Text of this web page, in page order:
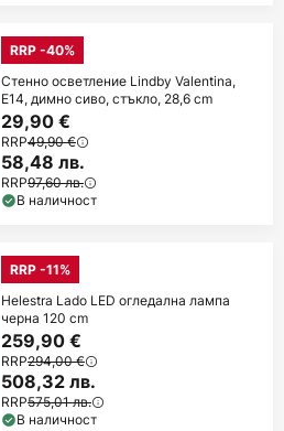
RRP -40%
Стенно осветление Lindby Valentina,
E14, димно сиво, стъкло, 28,6 cm
29,90 €
RRP49,90 €
58,48 лв.
RRP97,60 лв.
В наличност
RRP -11%
Helestra Lado LED огледална лампа
черна 120 cm
259,90 €
RRP294,00 €
508,32 лв.
RRP575,01 лв.
В наличност